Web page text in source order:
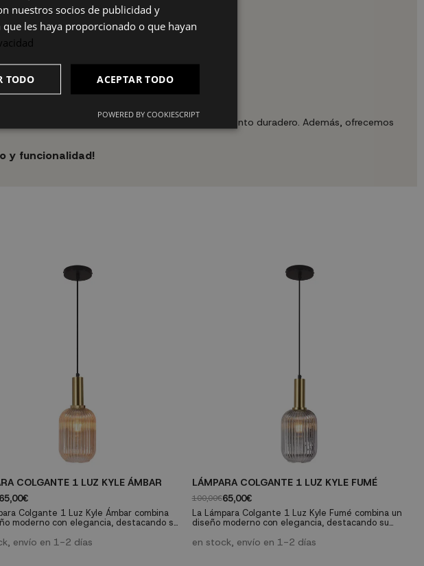
y materiales resistentes garantizan un rendimiento duradero. Además, ofrecemos
y funcionalidad!
COLGANTE 1 LUZ KYLE ÁMBAR
65,00€
Colgante 1 Luz Kyle Ámbar combina
moderno con elegancia, destacando su
aporta calidez a cualquier ambiente.
envío en 1-2 días
LÁMPARA COLGANTE 1 LUZ KYLE FUMÉ
100,00€65,00€
La Lámpara Colgante 1 Luz Kyle Fumé combina un
diseño moderno con elegancia, destacando su
fumé que aporta calidez a cualquier ambiente.
en stock, envío en 1-2 días
nuestros socios de publicidad y
les haya proporcionado o que hayan
ACEPTAR TODO
TODO
POWERED BY COOKIESCRIPT